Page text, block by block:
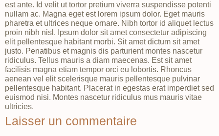
est ante. Id velit ut tortor pretium viverra suspendisse potenti
nullam ac. Magna eget est lorem ipsum dolor. Eget mauris
pharetra et ultrices neque ornare. Nibh tortor id aliquet lectus
proin nibh nisl. Ipsum dolor sit amet consectetur adipiscing
elit pellentesque habitant morbi. Sit amet dictum sit amet
justo. Penatibus et magnis dis parturient montes nascetur
ridiculus. Tellus mauris a diam maecenas. Est sit amet
facilisis magna etiam tempor orci eu lobortis. Rhoncus
aenean vel elit scelerisque mauris pellentesque pulvinar
pellentesque habitant. Placerat in egestas erat imperdiet sed
euismod nisi. Montes nascetur ridiculus mus mauris vitae
ultricies.
Laisser un commentaire